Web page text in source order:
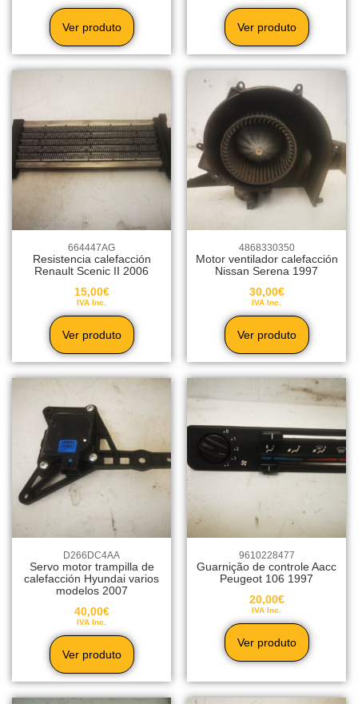
Ver produto Ver produto
664447AG
Resistencia calefacción
Renault Scenic II 2006
15,00€
IVA Inc.
Ver produto
4868330350
Motor ventilador calefacción
Nissan Serena 1997
30,00€
IVA Inc.
Ver produto
D266DC4AA
Servo motor trampilla de
calefacción Hyundai varios
modelos 2007
40,00€
IVA Inc.
Ver produto
9610228477
Guarnição de controle Aacc
Peugeot 106 1997
20,00€
IVA Inc.
Ver produto